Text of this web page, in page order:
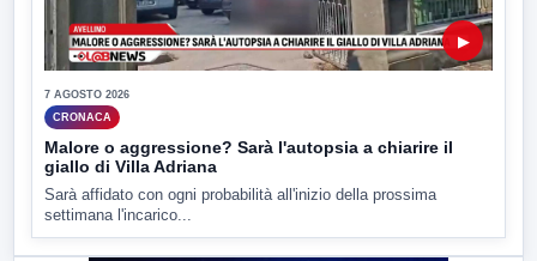
▶
7 AGOSTO 2026
CRONACA
Malore o aggressione? Sarà l'autopsia a chiarire il
giallo di Villa Adriana
Sarà affidato con ogni probabilità all'inizio della prossima
settimana l'incarico...